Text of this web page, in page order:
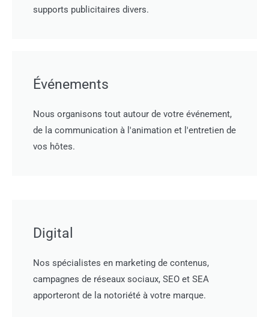
supports publicitaires divers.
Événements
Nous organisons tout autour de votre événement,
de la communication à l'animation et l'entretien de
vos hôtes.
Digital
Nos spécialistes en marketing de contenus,
campagnes de réseaux sociaux, SEO et SEA
apporteront de la notoriété à votre marque.